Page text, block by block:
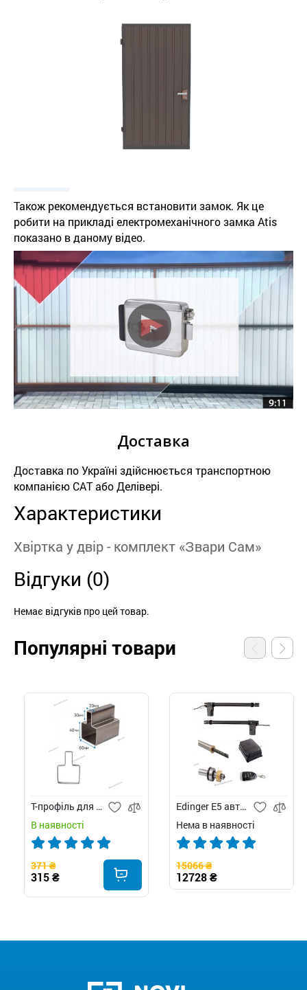
Також рекомендується встановити замок. Як це
робити на прикладі електромеханічного замка Atis
показано в даному відео.
Доставка
Доставка по Україні здійснюється транспортною
компанією САТ або Делівері.
Характеристики
Хвіртка у двір - комплект «Звари Сам»
Відгуки (0)
Немає відгуків про цей товар.
Популярні товари
Т-профіль для воріт
В наявності
371 ₴
315 ₴
Edinger E5 автоматика для розпашних воріт
Нема в наявності
15066 ₴
12728 ₴